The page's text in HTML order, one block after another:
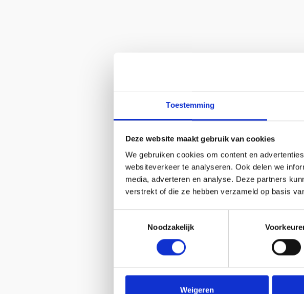
Toestemming
Deze website maakt gebruik van cookies
We gebruiken cookies om content en
websiteverkeer te analyseren. Ook delen we
media, adverteren en analyse. Deze partners
verstrekt of die ze hebben verzameld op basis
Noodzakelijk
Weigeren